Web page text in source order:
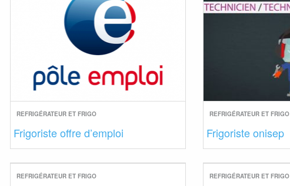
REFRIGÉRATEUR ET FRIGO
Frigoriste offre d’emploi
REFRIGÉRATEUR ET FRIGO
Frigoriste onisep
REFRIGÉRATEUR ET FRIGO REFRIGÉRATEUR ET FRIGO